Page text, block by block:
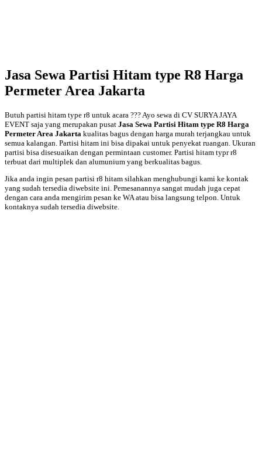
Jasa Sewa Partisi Hitam type R8 Harga
Permeter Area Jakarta
Butuh partisi hitam type r8 untuk acara ??? Ayo sewa di CV SURYA JAYA
EVENT saja yang merupakan pusat Jasa Sewa Partisi Hitam type R8 Harga
Permeter Area Jakarta kualitas bagus dengan harga murah terjangkau untuk
semua kalangan. Partisi hitam ini bisa dipakai untuk penyekat ruangan. Ukuran
partisi bisa disesuaikan dengan permintaan customer. Partisi hitam typr r8
terbuat dari multiplek dan alumunium yang berkualitas bagus.
Jika anda ingin pesan partisi r8 hitam silahkan menghubungi kami ke kontak
yang sudah tersedia diwebsite ini. Pemesanannya sangat mudah juga cepat
dengan cara anda mengirim pesan ke WA atau bisa langsung telpon. Untuk
kontaknya sudah tersedia diwebsite.